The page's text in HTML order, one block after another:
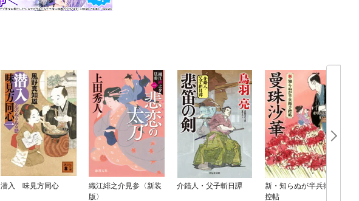
潜入 味見方同心
織江緋之介見参〈新装
版〉
介錯人・父子斬日譚
新・知らぬが半兵衛手
控帖